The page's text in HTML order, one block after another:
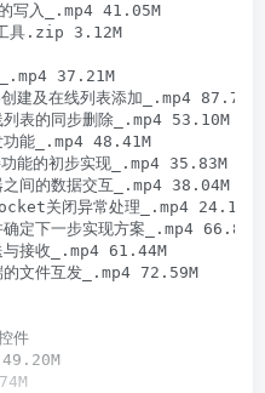
写入_.mp4 41.05M
工具.zip 3.12M
37.21M
建及在线列表添加_.mp4 87.74M
表的同步删除_.mp4 53.10M
功能_.mp4 48.41M
能的初步实现_.mp4 35.83M
间的数据交互_.mp4 38.04M
关闭异常处理_.mp4 24.10M
定下一步实现方案_.mp4 66.83M
与接收_.mp4 61.44M
的文件互发_.mp4 72.59M
件